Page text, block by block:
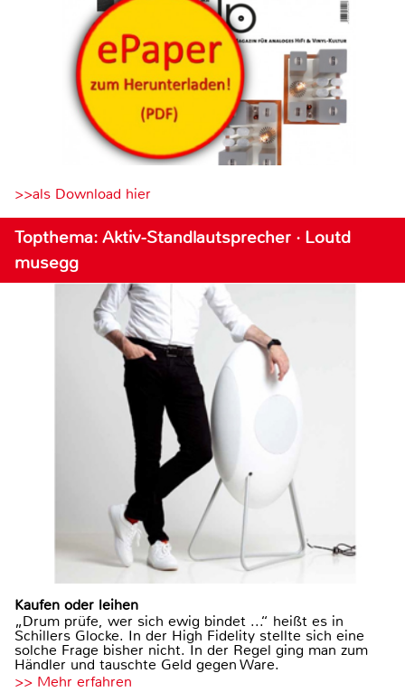
>>als Download hier
Topthema: Aktiv-Standlautsprecher · Loutd
musegg
Kaufen oder leihen
„Drum prüfe, wer sich ewig bindet ...“ heißt es in
Schillers Glocke. In der High Fidelity stellte sich eine
solche Frage bisher nicht. In der Regel ging man zum
Händler und tauschte Geld gegen Ware.
>> Mehr erfahren